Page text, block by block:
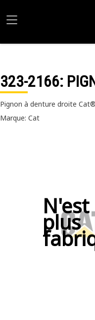
323-2166:
Pignon à denture droite Cat®
Marque: Cat
N'est
plus